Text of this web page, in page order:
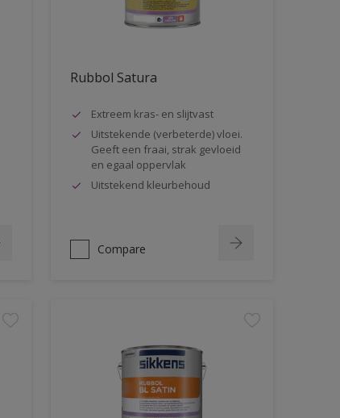
Rubbol Satura
Extreem kras- en slijtvast
Uitstekende (verbeterde) vloei.
Geeft een fraai, strak gevloeid
en egaal oppervlak
Uitstekend kleurbehoud
Compare